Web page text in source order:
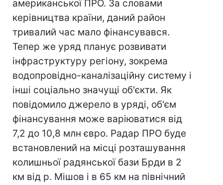
американської ПРО. За словами
керівництва країни, даний район
тривалий час мало фінансувався.
Тепер же уряд планує розвивати
інфраструктуру регіону, зокрема
водопровідно-каналізаційну систему і
інші соціально значущі об'єкти. Як
повідомило джерело в уряді, об'єм
фінансування може варіюватися від
7,2 до 10,8 млн євро. Радар ПРО буде
встановлений на місці розташування
колишньої радянської бази Брди в 2
км від р. Мішов і в 65 км на північний